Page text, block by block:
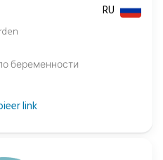
RU
беременности
tabblad
link